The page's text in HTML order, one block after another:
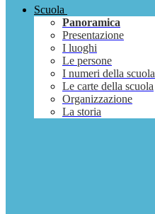
Scuola
Panoramica
Presentazione
I luoghi
Le persone
I numeri della scuola
Le carte della scuola
Organizzazione
La storia